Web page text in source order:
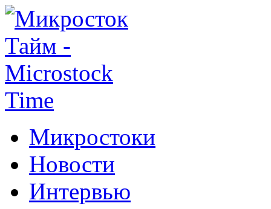
Микростоки
Новости
Интервью